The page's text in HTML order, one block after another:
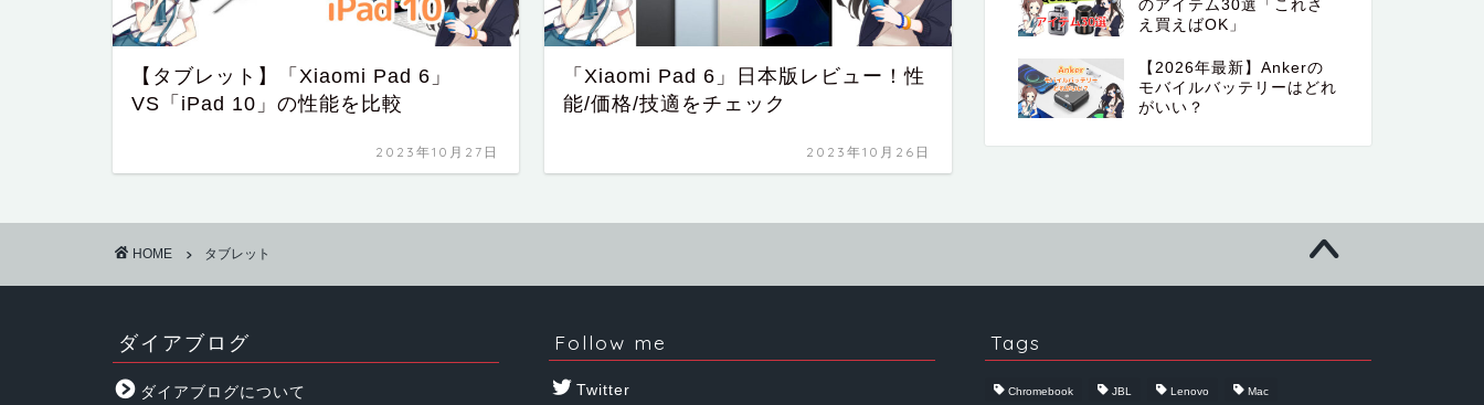
【タブレット】「Xiaomi Pad 6」
VS「iPad 10」の性能を比較
2023年10月27日
「Xiaomi Pad 6」日本版レビュー！性
能/価格/技適をチェック
2023年10月26日
のアイテム30選「これさ
え買えばOK」
【2026年最新】Ankerの
モバイルバッテリーはどれ
がいい？
HOME タブレット
ダイアブログ
ダイアブログについて
Follow me
Twitter
Tags
Chromebook JBL Lenovo Mac